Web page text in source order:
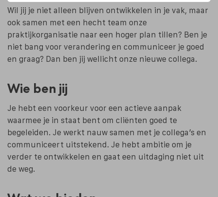
Wil jij je niet alleen blijven ontwikkelen in je vak, maar
ook samen met een hecht team onze
praktijkorganisatie naar een hoger plan tillen? Ben je
niet bang voor verandering en communiceer je goed
en graag? Dan ben jij wellicht onze nieuwe collega.
Wie ben jij
Je hebt een voorkeur voor een actieve aanpak
waarmee je in staat bent om cliënten goed te
begeleiden. Je werkt nauw samen met je collega’s en
communiceert uitstekend. Je hebt ambitie om je
verder te ontwikkelen en gaat een uitdaging niet uit
de weg.